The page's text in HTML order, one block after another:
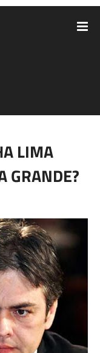
LIMA
GRANDE?